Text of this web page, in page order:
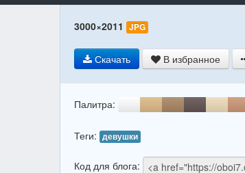
3000×2011 JPG
Скачать В избранное
Палитра:
Теги: девушки
Код для блога: